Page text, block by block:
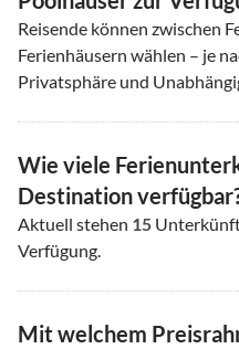
Reisende können zwischen
Ferienhäusern wählen – je
Privatsphäre und
Wie viele
Destination
Aktuell stehen 15
Verfügung.
Mit welchem